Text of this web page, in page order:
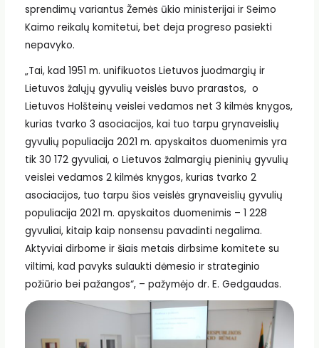
sprendimų variantus Žemės ūkio ministerijai ir Seimo
Kaimo reikalų komitetui, bet deja progreso pasiekti
nepavyko.
„Tai, kad 1951 m. unifikuotos Lietuvos juodmargių ir
Lietuvos žalųjų gyvulių veislės buvo prarastos, o
Lietuvos Holšteinų veislei vedamos net 3 kilmės knygos,
kurias tvarko 3 asociacijos, kai tuo tarpu grynaveislių
gyvulių populiacija 2021 m. apyskaitos duomenimis yra
tik 30 172 gyvuliai, o Lietuvos žalmargių pieninių gyvulių
veislei vedamos 2 kilmės knygos, kurias tvarko 2
asociacijos, tuo tarpu šios veislės grynaveislių gyvulių
populiacija 2021 m. apyskaitos duomenimis – 1 228
gyvuliai, kitaip kaip nonsensu pavadinti negalima.
Aktyviai dirbome ir šiais metais dirbsime komitete su
viltimi, kad pavyks sulaukti dėmesio ir strateginio
požiūrio bei pažangos“, – pažymėjo dr. E. Gedgaudas.